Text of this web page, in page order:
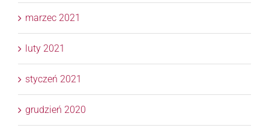
marzec 2021
luty 2021
styczeń 2021
grudzień 2020